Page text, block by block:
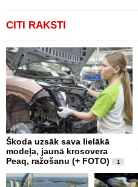
CITI RAKSTI
Škoda uzsāk sava lielākā
modeļa, jaunā krosovera
Peaq, ražošanu (+ FOTO)
1